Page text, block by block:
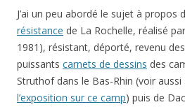
J’ai un peu abordé le sujet à propos
résistance de La Rochelle, réalisé
1981), résistant, déporté, revenu
puissants carnets de dessins des
Struthof dans le Bas-Rhin (voir aussi
l’exposition sur ce camp) puis de